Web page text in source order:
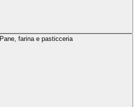
Pane, farina e pasticceria